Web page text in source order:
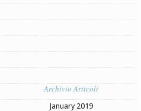
Archivio Articoli
January 2019